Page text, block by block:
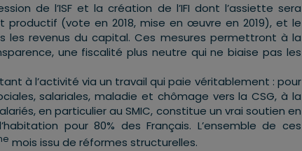
de l’ISF et la création de l’IFI dont l’assiette sera
productif (vote en 2018, mise en œuvre en 2019), et le
les revenus du capital. Ces mesures permettront à la
une fiscalité plus neutre qui ne biaise pas les
à l’activité via un travail qui paie véritablement : pour
salariales, maladie et chômage vers la CSG, à la
en particulier au SMIC, constitue un vrai soutien en
pour 80% des Français. L’ensemble de ces
mois issu de réformes structurelles.